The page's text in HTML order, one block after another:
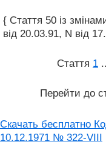
{ Стаття 50 із
від 20.03.91, N від
Стаття 1
Перейти до
Скачать бесплатно
10.12.1971 № 322-VIII